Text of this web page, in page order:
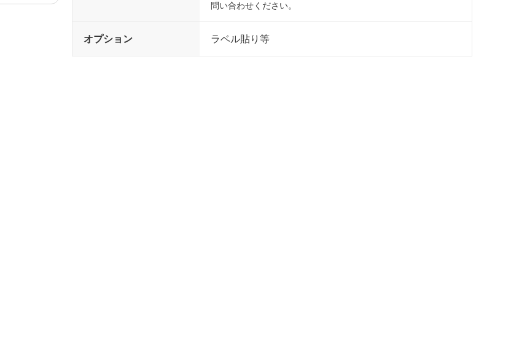
問い合わせください。
オプション ラベル貼り等